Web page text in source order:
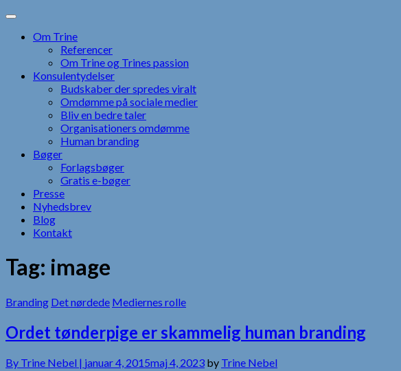
Skip
contentOm Trine
Referencer
Om Trine og Trines passion
Konsulentydelser
Budskaber der spredes viralt
Omdømme på sociale medier
Bliv en bedre taler
Organisationers omdømme
Human branding
Bøger
Forlagsbøger
Gratis e-bøger
Presse
Nyhedsbrev
Blog
Kontakt
Tag: image
Branding Det nørdede Mediernes rolle
Ordet tønderpige er skammelig human branding
By Trine Nebel | januar 4, 2015maj 4, 2023 by Trine Nebel